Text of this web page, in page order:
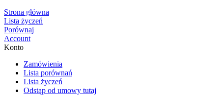
Strona główna
Lista życzeń
Porównaj
Account
Konto
Zamówienia
Lista porównań
Lista życzeń
Odstąp od umowy tutaj